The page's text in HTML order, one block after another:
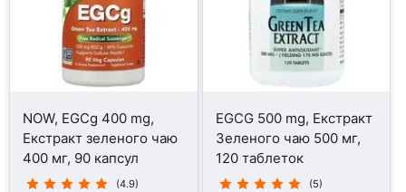
NOW, EGCg 400 mg,
Екстракт зеленого чаю
400 мг, 90 капсул
(4.9)
EGCG 500 mg, Екстракт
Зеленого чаю 500 мг,
120 таблеток
(5)